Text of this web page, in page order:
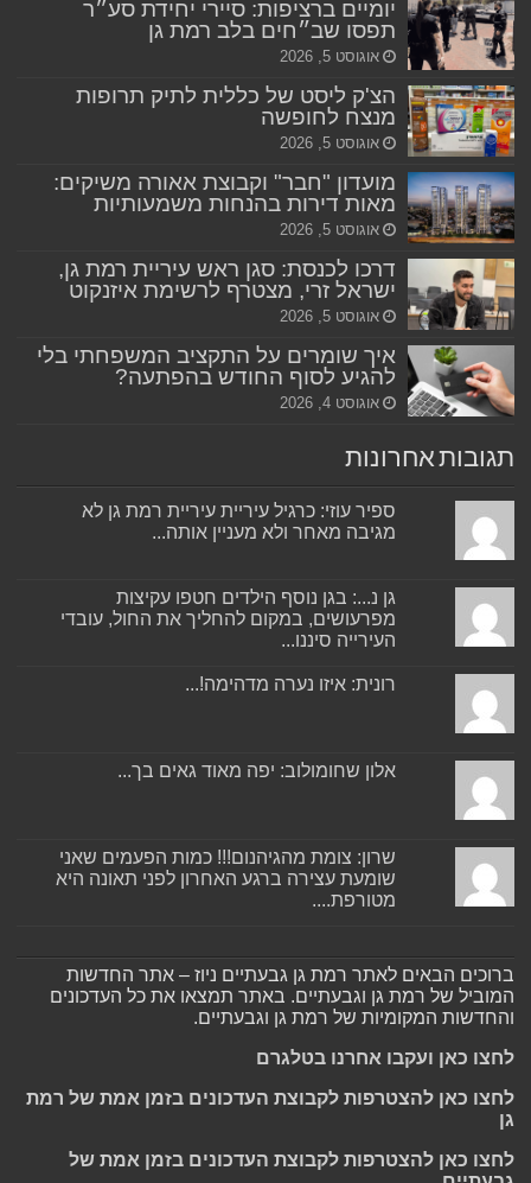
יומיים ברציפות: סיירי יחידת סע״ר
תפסו שב״חים בלב רמת גן
אוגוסט 5, 2026
הצ'ק ליסט של כללית לתיק תרופות
מנצח לחופשה
אוגוסט 5, 2026
מועדון "חבר" וקבוצת אאורה משיקים:
מאות דירות בהנחות משמעותיות
אוגוסט 5, 2026
דרכו לכנסת: סגן ראש עיריית רמת גן,
ישראל זרי, מצטרף לרשימת איזנקוט
אוגוסט 5, 2026
איך שומרים על התקציב המשפחתי בלי
להגיע לסוף החודש בהפתעה?
אוגוסט 4, 2026
תגובות אחרונות
ספיר עוזי: כרגיל עיריית עיריית רמת גן לא
מגיבה מאחר ולא מעניין אותה...
גן נ...: בגן נוסף הילדים חטפו עקיצות
מפרעושים, במקום להחליך את החול, עובדי
העירייה סיננו...
רונית: איזו נערה מדהימה!...
אלון שחומולוב: יפה מאוד גאים בך...
שרון: צומת מהגיהנום!!! כמות הפעמים שאני
שומעת עצירה ברגע האחרון לפני תאונה היא
מטורפת....
ברוכים הבאים לאתר רמת גן גבעתיים ניוז – אתר החדשות
המוביל של רמת גן וגבעתיים. באתר תמצאו את כל העדכונים
והחדשות המקומיות של רמת גן וגבעתיים.
לחצו כאן ועקבו אחרנו בטלגרם
לחצו כאן להצטרפות לקבוצת העדכונים בזמן אמת של רמת
גן
לחצו כאן להצטרפות לקבוצת העדכונים בזמן אמת של